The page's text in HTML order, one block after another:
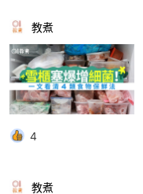
教煮
4
教煮